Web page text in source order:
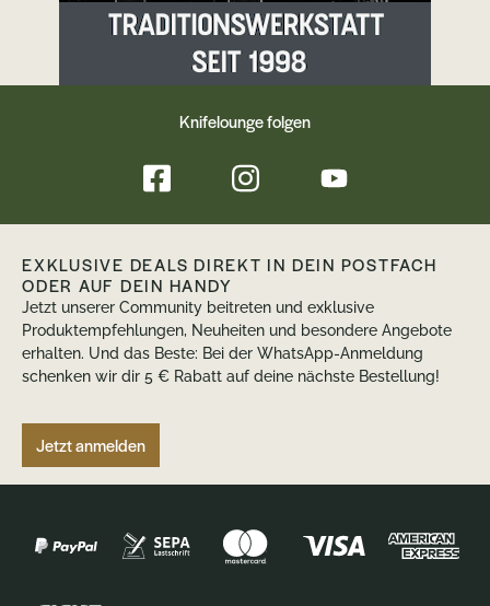
Knifelounge folgen
EXKLUSIVE DEALS DIREKT IN DEIN POSTFACH
ODER AUF DEIN HANDY
Jetzt unserer Community beitreten und exklusive
Produktempfehlungen, Neuheiten und besondere Angebote
erhalten. Und das Beste: Bei der WhatsApp-Anmeldung
schenken wir dir 5 € Rabatt auf deine nächste Bestellung!
Jetzt anmelden